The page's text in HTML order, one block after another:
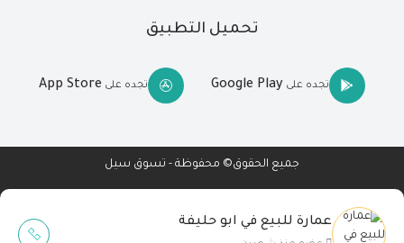
عمارة للبيع في ابو حليفة
تحميل التطبيق
تجده على Google Play تجده على App Store
جميع الحقوق© محفوظة - تسوق سيل